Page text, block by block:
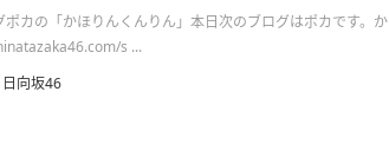
カの「かほりんくんりん」本日次のブログはポカです。か
s ...
向坂46